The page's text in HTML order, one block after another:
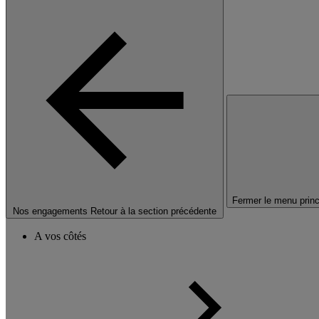
Nos engagements Retour à la section précédente
Fermer le menu
A vos côtés